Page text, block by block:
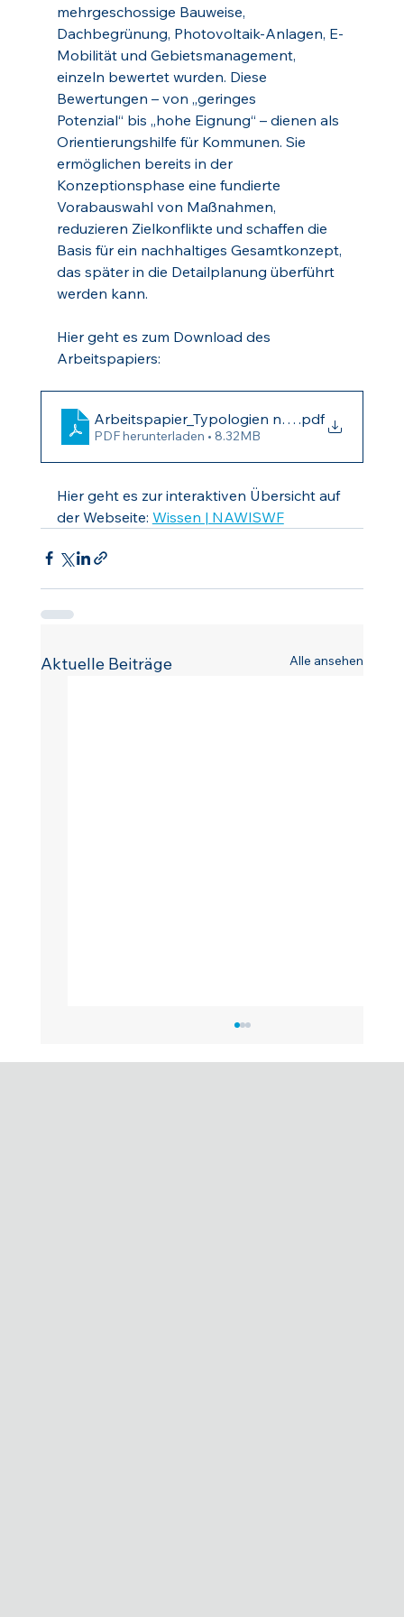
mehrgeschossige Bauweise,
Dachbegrünung, Photovoltaik-Anlagen, E-
Mobilität und Gebietsmanagement,
einzeln bewertet wurden. Diese
Bewertungen – von „geringes
Potenzial“ bis „hohe Eignung“ – dienen als
Orientierungshilfe für Kommunen. Sie
ermöglichen bereits in der
Konzeptionsphase eine fundierte
Vorabauswahl von Maßnahmen,
reduzieren Zielkonflikte und schaffen die
Basis für ein nachhaltiges Gesamtkonzept,
das später in die Detailplanung überführt
werden kann.
Hier geht es zum Download des
Arbeitspapiers:
Arbeitspapier_Typologien nachhaltiger
.pdf
PDF herunterladen • 8.32MB
Hier geht es zur interaktiven Übersicht auf
der Webseite: Wissen | NAWISWF
Aktuelle Beiträge Alle ansehen